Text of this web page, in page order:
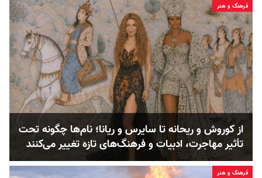
فرهنگ و هنر
از کوروش و ریحانه تا سایرس و ریانا؛ نام‌ها چگونه تحت
تأثیر مهاجرت، ادبیات و فرهنگ‌های تازه تغییر می‌کنند
فرهنگ و هنر